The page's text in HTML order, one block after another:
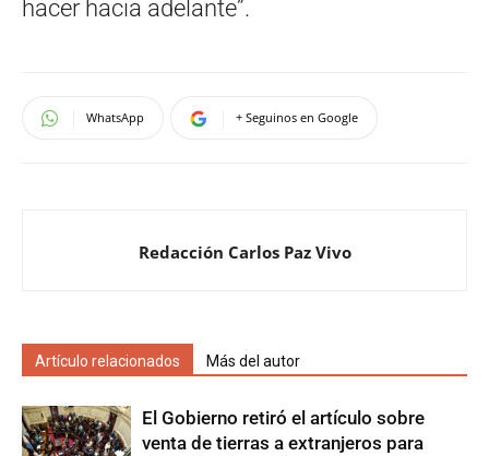
hacer hacia adelante”.
WhatsApp + Seguinos en Google
Redacción Carlos Paz Vivo
Artículo relacionados Más del autor
El Gobierno retiró el artículo sobre
venta de tierras a extranjeros para